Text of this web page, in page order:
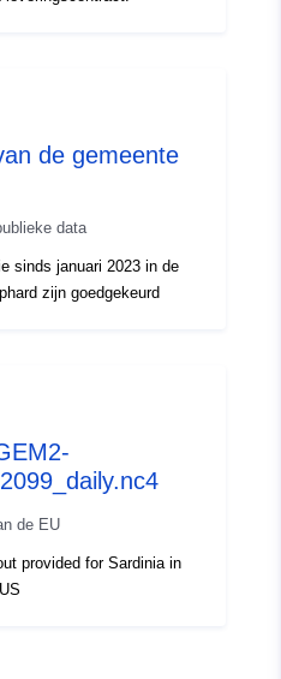
de gemeente
data
sinds januari 2023 in de
zijn goedgekeurd
de EU
provided for Sardinia in